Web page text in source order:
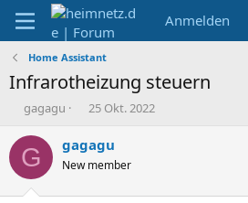
Anmelden
Home Assistant
Infrarotheizung steuern
E
s
t
gagagu
E
s
e
25 Okt. 2022
G gagagu
New member